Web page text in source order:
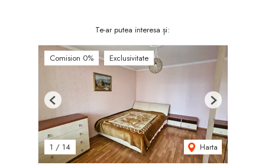
Te-ar putea interesa și:
Comision 0% Exclusivitate
1 / 14 Harta
Previous Next